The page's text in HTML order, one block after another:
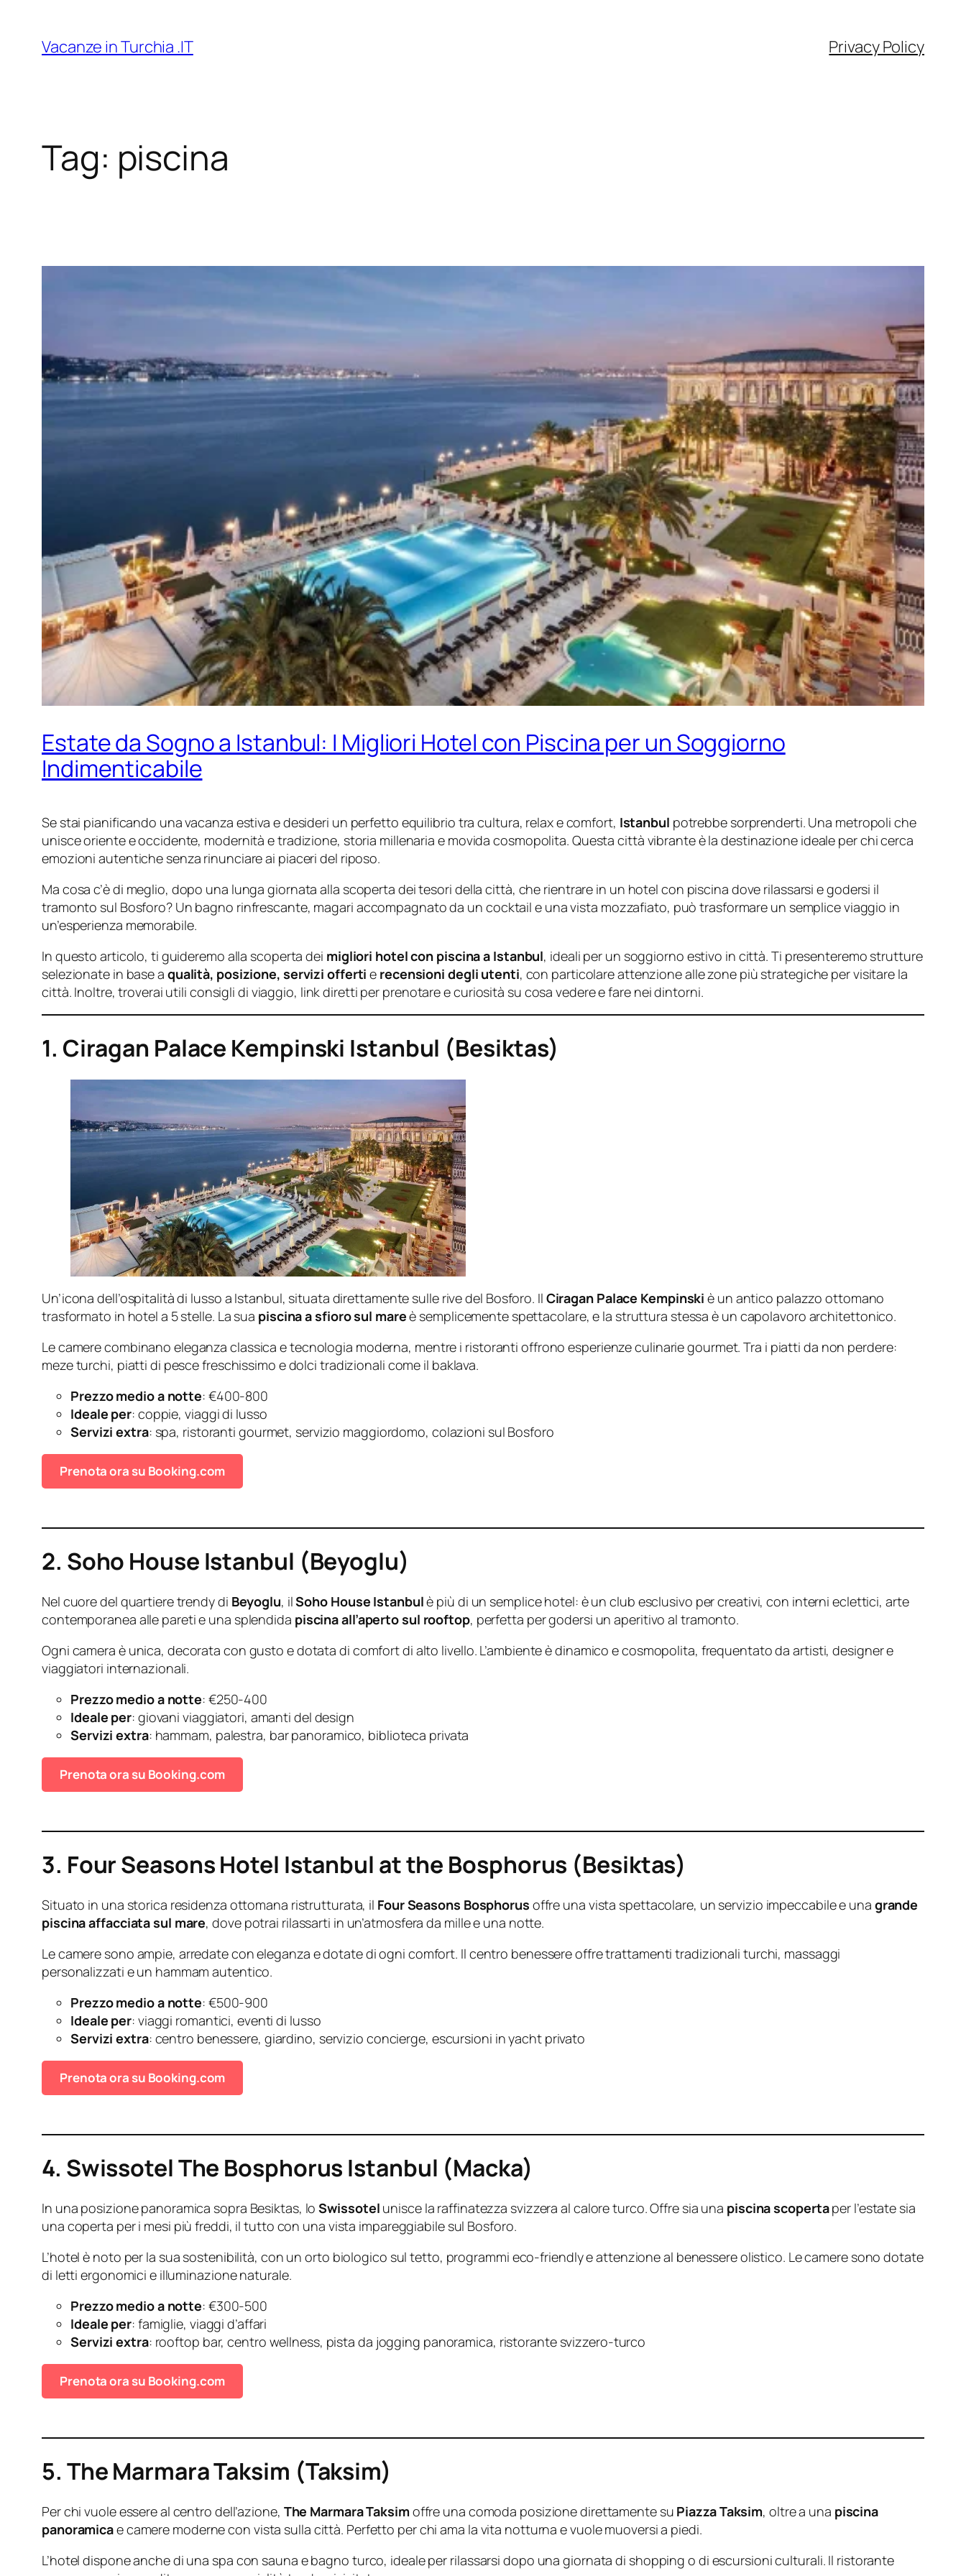
contenuto
Vacanze in Turchia .IT Privacy Policy
Tag: piscina
Estate da Sogno a Istanbul: I Migliori Hotel con Piscina per un Soggiorno
Indimenticabile
Se stai pianificando una vacanza estiva e desideri un perfetto equilibrio tra cultura, relax e comfort, Istanbul potrebbe sorprenderti. Una metropoli che
unisce oriente e occidente, modernità e tradizione, storia millenaria e movida cosmopolita. Questa città vibrante è la destinazione ideale per chi cerca
emozioni autentiche senza rinunciare ai piaceri del riposo.
Ma cosa c’è di meglio, dopo una lunga giornata alla scoperta dei tesori della città, che rientrare in un hotel con piscina dove rilassarsi e godersi il
tramonto sul Bosforo? Un bagno rinfrescante, magari accompagnato da un cocktail e una vista mozzafiato, può trasformare un semplice viaggio in
un’esperienza memorabile.
In questo articolo, ti guideremo alla scoperta dei migliori hotel con piscina a Istanbul, ideali per un soggiorno estivo in città. Ti presenteremo strutture
selezionate in base a qualità, posizione, servizi offerti e recensioni degli utenti, con particolare attenzione alle zone più strategiche per visitare la
città. Inoltre, troverai utili consigli di viaggio, link diretti per prenotare e curiosità su cosa vedere e fare nei dintorni.
1. Ciragan Palace Kempinski Istanbul (Besiktas)
Un’icona dell’ospitalità di lusso a Istanbul, situata direttamente sulle rive del Bosforo. Il Ciragan Palace Kempinski è un antico palazzo ottomano
trasformato in hotel a 5 stelle. La sua piscina a sfioro sul mareè semplicemente spettacolare, e la struttura stessa è un capolavoro architettonico.
Le camere combinano eleganza classica e tecnologia moderna, mentre i ristoranti offrono esperienze culinarie gourmet. Tra i piatti da non perdere:
meze turchi, piatti di pesce freschissimo e dolci tradizionali come il baklava.
Prezzo medio a notte: €400-800
Ideale per: coppie, viaggi di lusso
Servizi extra: spa, ristoranti gourmet, servizio maggiordomo, colazioni sul Bosforo
Prenota ora su Booking.com
2. Soho House Istanbul (Beyoglu)
Nel cuore del quartiere trendy di Beyoglu, ilSoho House Istanbulè più di un semplice hotel: è un club esclusivo per creativi, con interni eclettici, arte
contemporanea alle pareti e una splendida piscina all’aperto sul rooftop, perfetta per godersi un aperitivo al tramonto.
Ogni camera è unica, decorata con gusto e dotata di comfort di alto livello. L’ambiente è dinamico e cosmopolita, frequentato da artisti, designer e
viaggiatori internazionali.
Prezzo medio a notte: €250-400
Ideale per: giovani viaggiatori, amanti del design
Servizi extra: hammam, palestra, bar panoramico, biblioteca privata
Prenota ora su Booking.com
3. Four Seasons Hotel Istanbul at the Bosphorus (Besiktas)
Situato in una storica residenza ottomana ristrutturata, il Four Seasons Bosphorus offre una vista spettacolare, un servizio impeccabile e una grande
piscina affacciata sul mare, dove potrai rilassarti in un’atmosfera da mille e una notte.
Le camere sono ampie, arredate con eleganza e dotate di ogni comfort. Il centro benessere offre trattamenti tradizionali turchi, massaggi
personalizzati e un hammam autentico.
Prezzo medio a notte: €500-900
Ideale per: viaggi romantici, eventi di lusso
Servizi extra: centro benessere, giardino, servizio concierge, escursioni in yacht privato
Prenota ora su Booking.com
4. Swissotel The Bosphorus Istanbul (Macka)
In una posizione panoramica sopra Besiktas, loSwissotel unisce la raffinatezza svizzera al calore turco. Offre sia una piscina scopertaper l’estate sia
una coperta per i mesi più freddi, il tutto con una vista impareggiabile sul Bosforo.
L’hotel è noto per la sua sostenibilità, con un orto biologico sul tetto, programmi eco-friendly e attenzione al benessere olistico. Le camere sono dotate
di letti ergonomici e illuminazione naturale.
Prezzo medio a notte: €300-500
Ideale per: famiglie, viaggi d’affari
Servizi extra: rooftop bar, centro wellness, pista da jogging panoramica, ristorante svizzero-turco
Prenota ora su Booking.com
5. The Marmara Taksim (Taksim)
Per chi vuole essere al centro dell’azione, The Marmara Taksimoffre una comoda posizione direttamente su Piazza Taksim, oltre a una piscina
panoramicae camere moderne con vista sulla città. Perfetto per chi ama la vita notturna e vuole muoversi a piedi.
L’hotel dispone anche di una spa con sauna e bagno turco, ideale per rilassarsi dopo una giornata di shopping o di escursioni culturali. Il ristorante